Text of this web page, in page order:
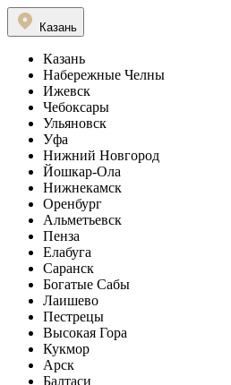
Казань
Казань
Набережные Челны
Ижевск
Чебоксары
Ульяновск
Уфа
Нижний Новгород
Йошкар-Ола
Нижнекамск
Оренбург
Альметьевск
Пенза
Елабуга
Саранск
Богатые Сабы
Лаишево
Пестрецы
Высокая Гора
Кукмор
Арск
Балтаси